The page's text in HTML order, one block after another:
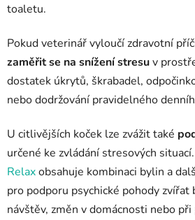
toaletu.
Pokud veterinář vyloučí zdravotní
zaměřit se na snížení stresuv
dostatek úkrytů, škrabadel,
nebo dodržování pravidelného
U citlivějších koček lze zvážit také
určené ke zvládání stresových situací.
Relaxobsahuje kombinaci bylin a
pro podporu psychické pohody zvířat
návštěv, změn v domácnosti nebo